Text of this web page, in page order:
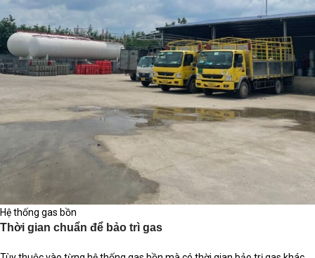
Hệ thống gas bồn
Thời gian chuẩn để bảo trì gas